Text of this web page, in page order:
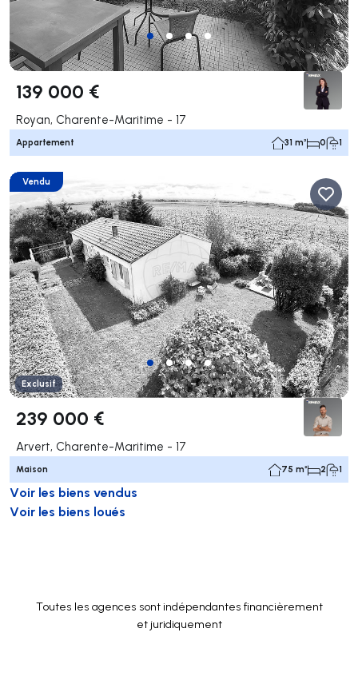
139 000 €
Royan, Charente-Maritime - 17
Appartement 31 m² 0 1
Vendu
Exclusif
239 000 €
Arvert, Charente-Maritime - 17
Maison 75 m² 2 1
Voir les biens vendus
Voir les biens loués
Toutes les agences sont indépendantes financièrement
et juridiquement